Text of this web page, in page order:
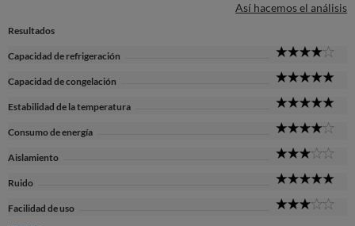
Así hacemos el análisis
Resultados
Capacidad de refrigeración
Capacidad de congelación
Estabilidad de la temperatura
Consumo de energía
Aislamiento
Ruido
Facilidad de uso